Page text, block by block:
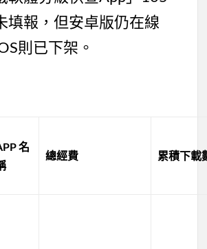
填報，但安卓版仍在線
則已下架。
名
總經費 累積下載